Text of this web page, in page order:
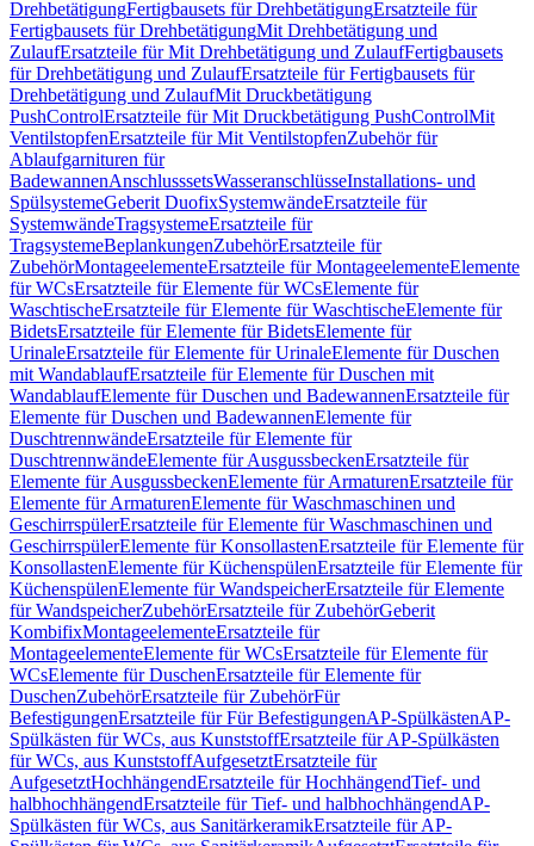
DrehbetätigungFertigbausets für DrehbetätigungErsatzteile für
Fertigbausets für DrehbetätigungMit Drehbetätigung und
ZulaufErsatzteile für Mit Drehbetätigung und ZulaufFertigbausets
für Drehbetätigung und ZulaufErsatzteile für Fertigbausets für
Drehbetätigung und ZulaufMit Druckbetätigung
PushControlErsatzteile für Mit Druckbetätigung PushControlMit
VentilstopfenErsatzteile für Mit VentilstopfenZubehör für
Ablaufgarnituren für
BadewannenAnschlusssetsWasseranschlüsseInstallations- und
SpülsystemeGeberit DuofixSystemwändeErsatzteile für
SystemwändeTragsystemeErsatzteile für
TragsystemeBeplankungenZubehörErsatzteile für
ZubehörMontageelementeErsatzteile für MontageelementeElemente
für WCsErsatzteile für Elemente für WCsElemente für
WaschtischeErsatzteile für Elemente für WaschtischeElemente für
BidetsErsatzteile für Elemente für BidetsElemente für
UrinaleErsatzteile für Elemente für UrinaleElemente für Duschen
mit WandablaufErsatzteile für Elemente für Duschen mit
WandablaufElemente für Duschen und BadewannenErsatzteile für
Elemente für Duschen und BadewannenElemente für
DuschtrennwändeErsatzteile für Elemente für
DuschtrennwändeElemente für AusgussbeckenErsatzteile für
Elemente für AusgussbeckenElemente für ArmaturenErsatzteile für
Elemente für ArmaturenElemente für Waschmaschinen und
GeschirrspülerErsatzteile für Elemente für Waschmaschinen und
GeschirrspülerElemente für KonsollastenErsatzteile für Elemente für
KonsollastenElemente für KüchenspülenErsatzteile für Elemente für
KüchenspülenElemente für WandspeicherErsatzteile für Elemente
für WandspeicherZubehörErsatzteile für ZubehörGeberit
KombifixMontageelementeErsatzteile für
MontageelementeElemente für WCsErsatzteile für Elemente für
WCsElemente für DuschenErsatzteile für Elemente für
DuschenZubehörErsatzteile für ZubehörFür
BefestigungenErsatzteile für Für BefestigungenAP-SpülkästenAP-
Spülkästen für WCs, aus KunststoffErsatzteile für AP-Spülkästen
für WCs, aus KunststoffAufgesetztErsatzteile für
AufgesetztHochhängendErsatzteile für HochhängendTief- und
halbhochhängendErsatzteile für Tief- und halbhochhängendAP-
Spülkästen für WCs, aus SanitärkeramikErsatzteile für AP-